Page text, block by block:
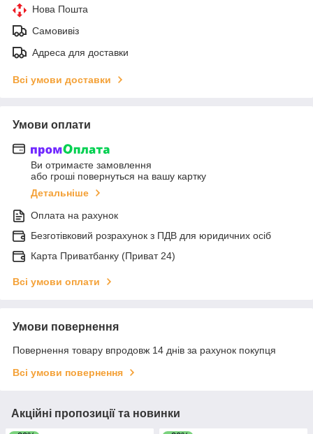
Нова Пошта
Самовивіз
Адреса для доставки
Всі умови доставки
Умови оплати
Ви отримаєте замовлення
або гроші повернуться на вашу картку
Детальніше
Оплата на рахунок
Безготівковий розрахунок з ПДВ для юридичних осіб
Карта Приватбанку (Приват 24)
Всі умови оплати
Умови повернення
Повернення товару впродовж 14 днів за рахунок покупця
Всі умови повернення
Акційні пропозиції та новинки